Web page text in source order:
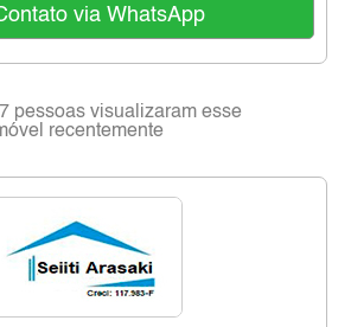
via WhatsApp
pessoas visualizaram esse
recentemente